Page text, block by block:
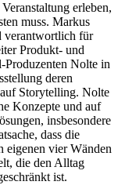
erleben,
muss. Markus
verantwortlich für
Produkt- und
Produzenten Nolte in
deren
Storytelling. Nolte
Konzepte und auf
insbesondere
dass die
eigenen vier Wänden
die den Alltag
ist.